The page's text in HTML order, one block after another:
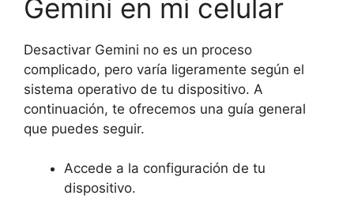
Gemini en mi celular
Desactivar Gemini no es un proceso
complicado, pero varía ligeramente según el
sistema operativo de tu dispositivo. A
continuación, te ofrecemos una guía general
que puedes seguir.
Accede a la configuración de tu
dispositivo.